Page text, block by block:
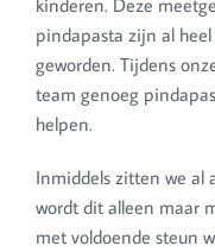
pindapasta zijn al
geworden. Tijdens
team genoeg
helpen.
Inmiddels zitten we al
wordt dit alleen maar
met voldoende steun